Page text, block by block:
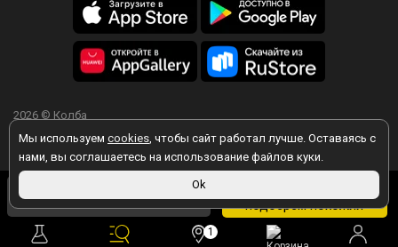
1
1 251 ₽
подберем похожий
Мы используем cookies, чтобы сайт работал лучше. Оставаясь с
нами, вы соглашаетесь на использование файлов куки.
Ok
2026 © Колба
Вы принимаете условия политики в отношении обработки
персональных данных
любой форме обратной связи на сайте kolba.ru.